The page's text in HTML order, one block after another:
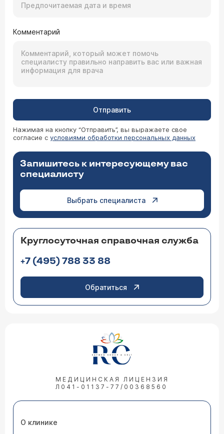
Комментарий
Отправить
Нажимая на кнопку “Отправить”, вы выражаете свое
согласие с условиями обработки персональных данных
Запишитесь к интересующему вас
специалисту
Выбрать специалиста
Круглосуточная справочная служба
+7 (495) 788 33 88
Обратиться
МЕДИЦИНСКАЯ ЛИЦЕНЗИЯ
Л041-01137-77/00368560
О клинике